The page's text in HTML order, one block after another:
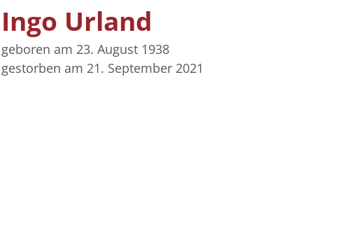
Ingo Urland
geboren am 23. August 1938
gestorben am 21. September 2021